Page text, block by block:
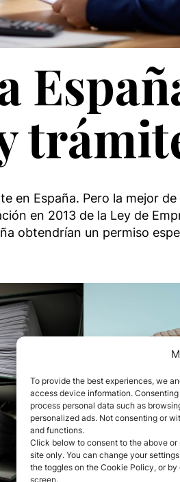
To provide the best experiences, we
access device information.
process personal data such as
personalized ads. Not consenting or
and functions.
Click below to consent to the above
site only. You can change your
the toggles on the Cookie Policy, or
screen.
en España. Pero la mejor
en 2013 de la Ley de
obtendrían un permiso